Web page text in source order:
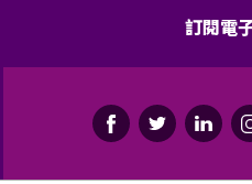
訂閱電